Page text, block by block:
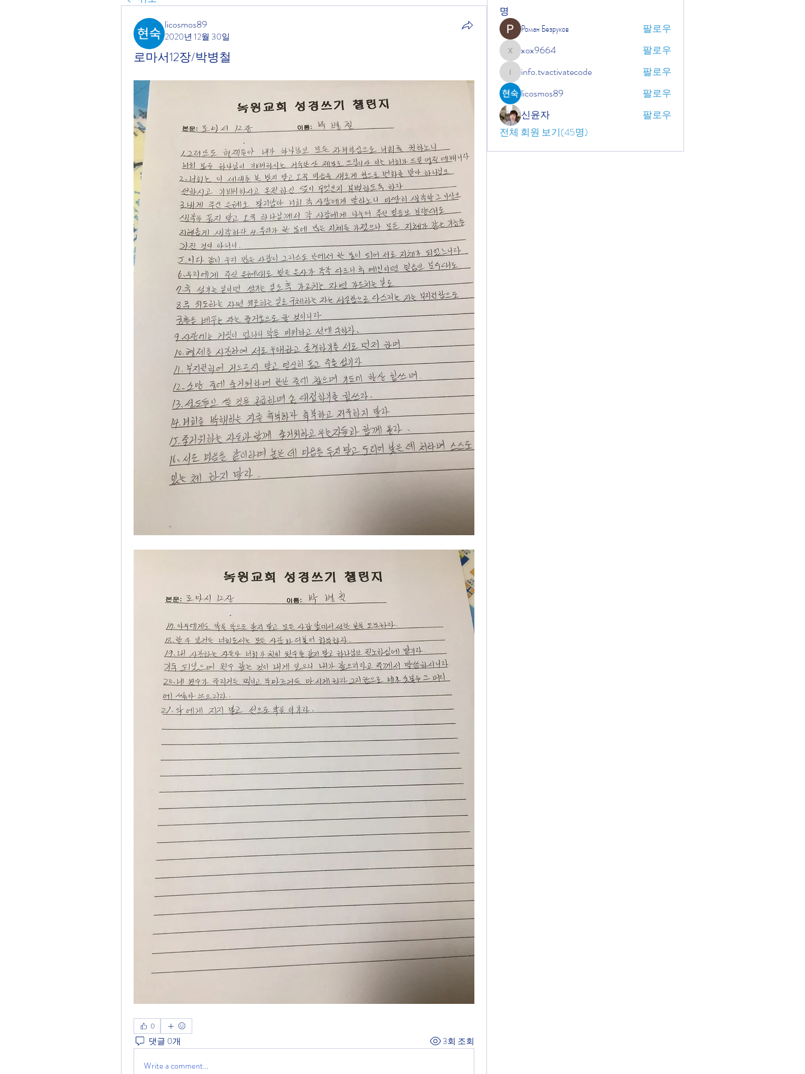
licosmos89
2020년 12월 30일
로마서12장/박병철
0
댓글 0개 3회 조회
Write a comment...
명
Роман Безруков
팔로우
xox9664
xox9664 팔로우
info.tvactivatecode
info.tvactivatecode
팔로우
licosmos89
팔로우
신윤자
팔로우
전체 회원 보기(45명)